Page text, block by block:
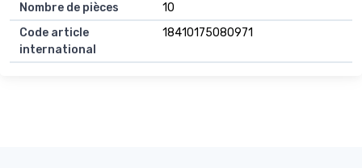
Nombre de pièces
10
Code article
international
18410175080971